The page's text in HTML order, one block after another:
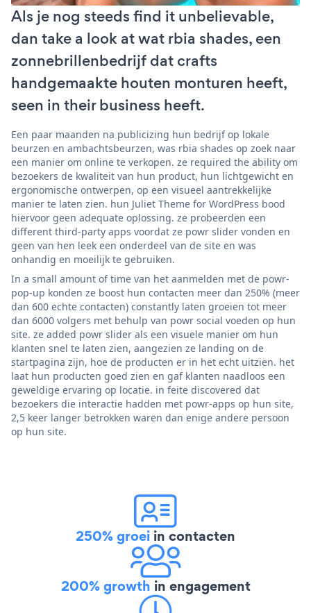
Als je nog steeds find it unbelievable,
dan take a look at wat rbia shades, een
zonnebrillenbedrijf dat crafts
handgemaakte houten monturen heeft,
seen in their business heeft.
Een paar maanden na publicizing hun bedrijf op lokale
beurzen en ambachtsbeurzen, was rbia shades op zoek naar
een manier om online te verkopen. ze required the ability om
bezoekers de kwaliteit van hun product, hun lichtgewicht en
ergonomische ontwerpen, op een visueel aantrekkelijke
manier te laten zien. hun Juliet Theme for WordPress bood
hiervoor geen adequate oplossing. ze probeerden een
different third-party apps voordat ze powr slider vonden en
geen van hen leek een onderdeel van de site en was
onhandig en moeilijk te gebruiken.
In a small amount of time van het aanmelden met de powr-
pop-up konden ze boost hun contacten meer dan 250% (meer
dan 600 echte contacten) constantly laten groeien tot meer
dan 6000 volgers met behulp van powr social voeden op hun
site. ze added powr slider als een visuele manier om hun
klanten snel te laten zien, aangezien ze landing on de
startpagina zijn, hoe de producten er in het echt uitzien. het
laat hun producten goed zien en gaf klanten naadloos een
geweldige ervaring op locatie. in feite discovered dat
bezoekers die interactie hadden met powr-apps op hun site,
2,5 keer langer betrokken waren dan enige andere persoon
op hun site.
250% groei in contacten
200% growth in engagement